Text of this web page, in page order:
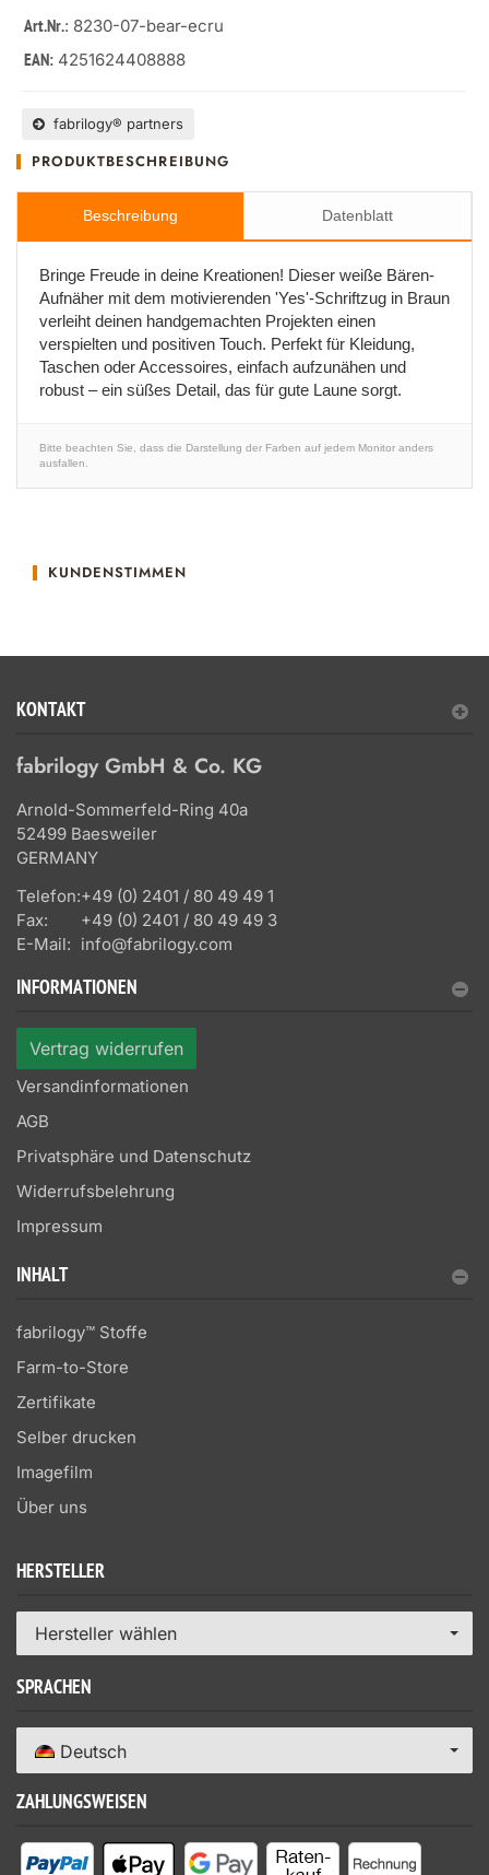
Art.Nr.: 8230-07-bear-ecru
EAN: 4251624408888
fabrilogy® partners
PRODUKTBESCHREIBUNG
Beschreibung Datenblatt
Bringe Freude in deine Kreationen! Dieser weiße Bären-
Aufnäher mit dem motivierenden 'Yes'-Schriftzug in Braun
verleiht deinen handgemachten Projekten einen
verspielten und positiven Touch. Perfekt für Kleidung,
Taschen oder Accessoires, einfach aufzunähen und
robust – ein süßes Detail, das für gute Laune sorgt.
Bitte beachten Sie, dass die Darstellung der Farben auf jedem Monitor anders
ausfallen.
KUNDENSTIMMEN
KONTAKT
fabrilogy GmbH & Co. KG
Arnold-Sommerfeld-Ring 40a
52499 Baesweiler
GERMANY
Telefon:+49 (0) 2401 / 80 49 49 1
Fax:
+49 (0) 2401 / 80 49 49 3
E-Mail: info@fabrilogy.com
INFORMATIONEN
Vertrag widerrufen
Versandinformationen
AGB
Privatsphäre und Datenschutz
Widerrufsbelehrung
Impressum
INHALT
fabrilogy™ Stoffe
Farm-to-Store
Zertifikate
Selber drucken
Imagefilm
Über uns
HERSTELLER
Hersteller wählen
SPRACHEN
Deutsch
ZAHLUNGSWEISEN